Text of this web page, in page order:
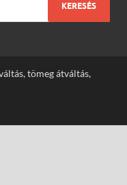
tömeg átváltás,